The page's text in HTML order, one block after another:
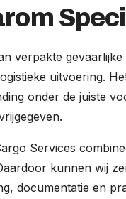
verpakte
uitvoering.
onder de juiste
Services
kunnen wij
documentatie en